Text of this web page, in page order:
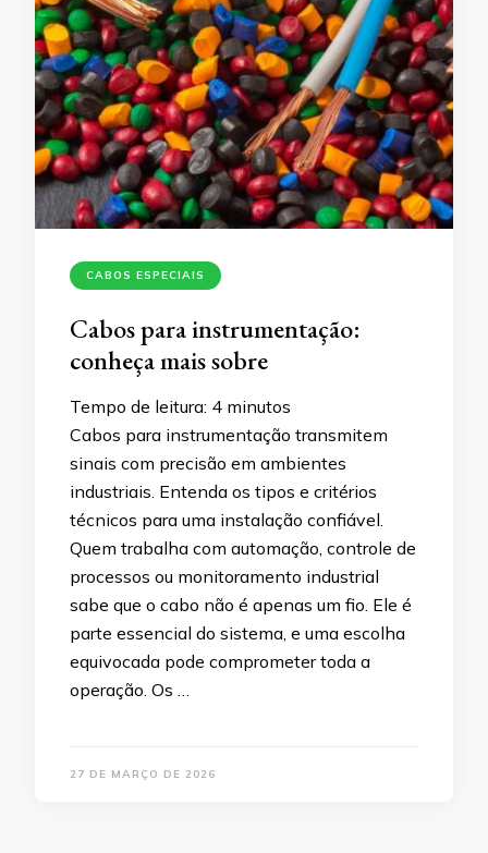
CABOS ESPECIAIS
Cabos para instrumentação:
conheça mais sobre
Tempo de leitura: 4 minutos
Cabos para instrumentação transmitem
sinais com precisão em ambientes
industriais. Entenda os tipos e critérios
técnicos para uma instalação confiável.
Quem trabalha com automação, controle de
processos ou monitoramento industrial
sabe que o cabo não é apenas um fio. Ele é
parte essencial do sistema, e uma escolha
equivocada pode comprometer toda a
operação. Os …
27 DE MARÇO DE 2026